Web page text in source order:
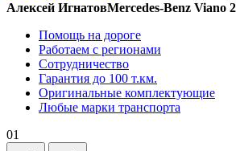
Алексей ИгнатовMercedes-Benz Viano
Помощь на дороге
Работаем с регионами
Сотрудничество
Гарантия до 100 т.км.
Оригинальные комплектующие
Любые марки транспорта
01